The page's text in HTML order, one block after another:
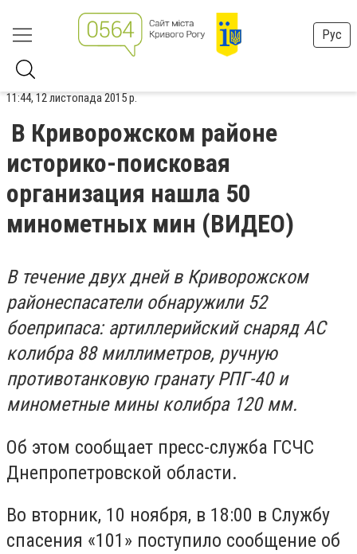
Рус
11:44, 12 листопада 2015 р.
В Криворожском районе
историко-поисковая
организация нашла 50
минометных мин (ВИДЕО)
В течение двух дней в Криворожском
районеспасатели обнаружили 52
боеприпаса: артиллерийский снаряд АС
колибра 88 миллиметров, ручную
противотанковую гранату РПГ-40 и
минометные мины колибра 120 мм.
Об этом сообщает пресс-служба ГСЧС
Днепропетровской области.
Во вторник, 10 ноября, в 18:00 в Службу
спасения «101» поступило сообщение об